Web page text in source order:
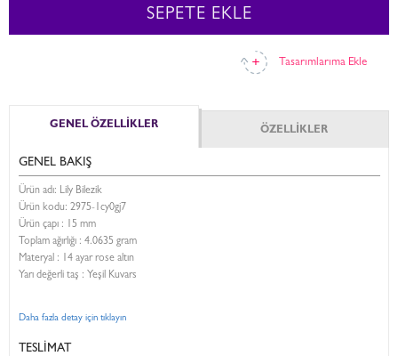
Tasarımlarıma Ekle
SEPETE EKLE
GENEL ÖZELLİKLER ÖZELLİKLER
GENEL BAKIŞ
Ürün adı: Lily Bilezik
Ürün kodu: 2975-1cy0gj7
Ürün çapı : 15 mm
Toplam ağırlığı : 4.0635 gram
Materyal : 14 ayar rose altın
Yarı değerli taş : Yeşil Kuvars
Daha fazla detay için tıklayın
TESLİMAT